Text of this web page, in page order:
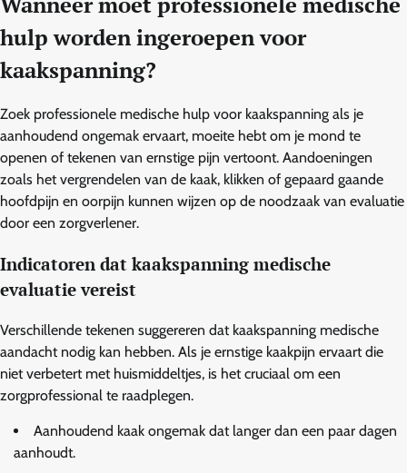
hulp worden ingeroepen voor
kaakspanning?
Zoek professionele medische hulp voor kaakspanning als je
aanhoudend ongemak ervaart, moeite hebt om je mond te
openen of tekenen van ernstige pijn vertoont. Aandoeningen
zoals het vergrendelen van de kaak, klikken of gepaard gaande
hoofdpijn en oorpijn kunnen wijzen op de noodzaak van evaluatie
door een zorgverlener.
Indicatoren dat kaakspanning medische
evaluatie vereist
Verschillende tekenen suggereren dat kaakspanning medische
aandacht nodig kan hebben. Als je ernstige kaakpijn ervaart die
niet verbetert met huismiddeltjes, is het cruciaal om een
zorgprofessional te raadplegen.
Aanhoudend kaak ongemak dat langer dan een paar dagen
aanhoudt.